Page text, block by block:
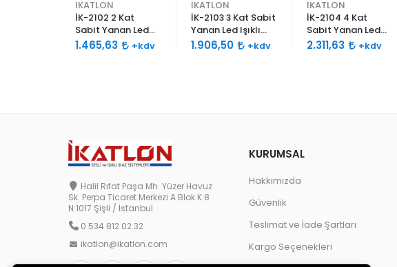
İKATLON
İK-2102 2 Kat
Sabit Yanan Led
Işıklı Siren 120db
1.465,63 +kdv
İKATLON
İK-2103 3 Kat Sabit
Yanan Led Işıklı
Siren 120db Çift
1.906,50 +kdv
İKATLON
İK-2104 4 Kat
Sabit Yanan Led
Işıklı Siren 120db
2.311,63 +kdv
Halil Rıfat Paşa Mh. Yüzer Havuz
Sk. Perpa Ticaret Merkezi A Blok K:8
N:1017 Şişli / İstanbul
0 534 812 02 32
ikatlon@ikatlon.com
KURUMSAL
Hakkımızda
Güvenlik
Teslimat ve İade Şartları
Kargo Seçenekleri